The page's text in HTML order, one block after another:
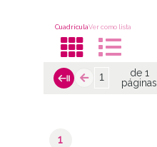
CuadrículaVer como lista
de 1
páginas
1